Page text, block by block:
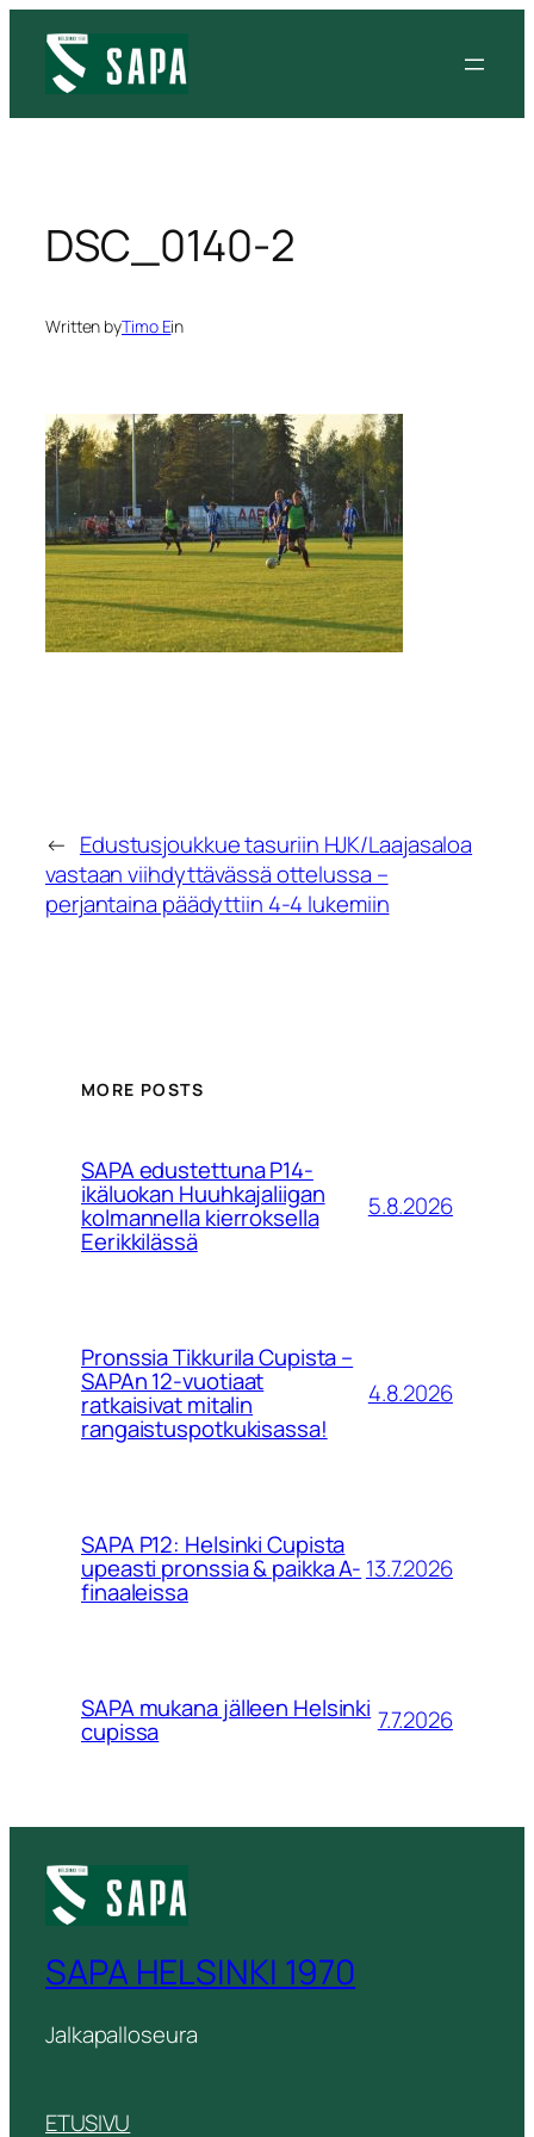
sisältöön
DSC_0140-2
Written byTimo Ein
← Edustusjoukkue tasuriin HJK/Laajasaloa
vastaan viihdyttävässä ottelussa –
perjantaina päädyttiin 4-4 lukemiin
MORE POSTS
SAPA edustettuna P14-
ikäluokan Huuhkajaliigan
kolmannella kierroksella
Eerikkilässä
5.8.2026
Pronssia Tikkurila Cupista –
SAPAn 12-vuotiaat
ratkaisivat mitalin
rangaistuspotkukisassa!
4.8.2026
SAPA P12: Helsinki Cupista
upeasti pronssia & paikka A-
finaaleissa
13.7.2026
SAPA mukana jälleen Helsinki
cupissa 7.7.2026
SAPA HELSINKI 1970
Jalkapalloseura
ETUSIVU